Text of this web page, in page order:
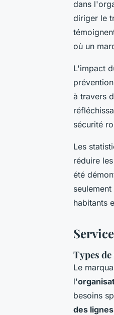
dans
diriger le
où un
L'impact
à travers
sécurité
Les
réduire
été
habitants
Types
Le
l'
besoins
des